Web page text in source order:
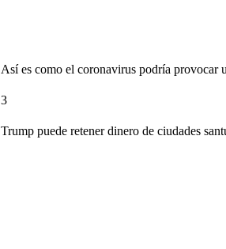
Así es como el coronavirus podría provocar
3
Trump puede retener dinero de ciudades